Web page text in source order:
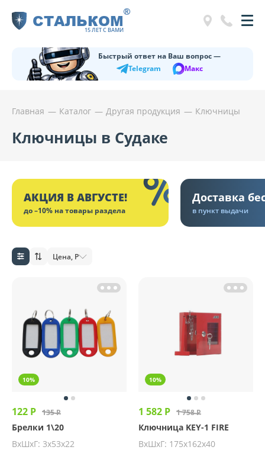
СТАЛЬКОМ
15 ЛЕТ С ВАМИ
®
Быстрый ответ на Ваш вопрос —
Telegram
Макс
Главная Каталог Другая продукция Ключницы
Ключницы в Судаке
АКЦИЯ В АВГУСТЕ!
до –10% на товары раздела
Доставка
в пункт выдачи
Цена, Р
10%
122 Р 135 Р
Брелки 1\20
ВхШхГ: 3х53х22
10%
1 582 Р 1 758 Р
Ключница KEY-1 FIRE
ВхШхГ: 175х162х40